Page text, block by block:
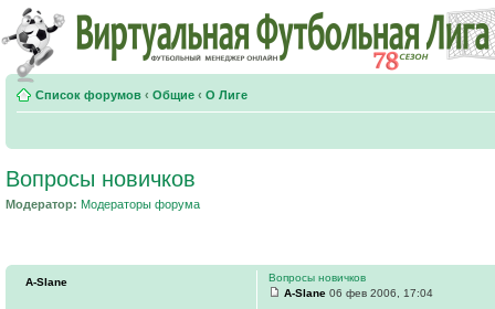
Список форумов ‹ Общие ‹ О Лиге
Вопросы новичков
Модератор: Модераторы форума
Вопросы новичков
A-Slane 06 фев 2006, 17:04
A-Slane